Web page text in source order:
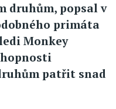
druhům, popsal v
primáta
Monkey
patřit snad